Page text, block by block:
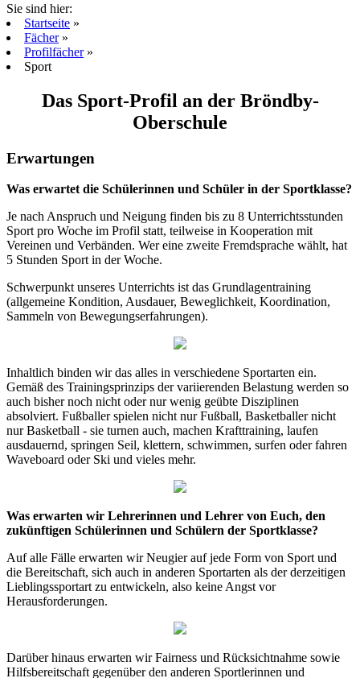
Sie sind hier:
Startseite »
Fächer »
Profilfächer »
Sport
Das Sport-Profil an der Bröndby-
Oberschule
Erwartungen
Was erwartet die Schülerinnen und Schüler in der Sportklasse?
Je nach Anspruch und Neigung finden bis zu 8 Unterrichtsstunden
Sport pro Woche im Profil statt, teilweise in Kooperation mit
Vereinen und Verbänden. Wer eine zweite Fremdsprache wählt, hat
5 Stunden Sport in der Woche.
Schwerpunkt unseres Unterrichts ist das Grundlagentraining
(allgemeine Kondition, Ausdauer, Beweglichkeit, Koordination,
Sammeln von Bewegungserfahrungen).
Inhaltlich binden wir das alles in verschiedene Sportarten ein.
Gemäß des Trainingsprinzips der variierenden Belastung werden so
auch bisher noch nicht oder nur wenig geübte Disziplinen
absolviert. Fußballer spielen nicht nur Fußball, Basketballer nicht
nur Basketball - sie turnen auch, machen Krafttraining, laufen
ausdauernd, springen Seil, klettern, schwimmen, surfen oder fahren
Waveboard oder Ski und vieles mehr.
Was erwarten wir Lehrerinnen und Lehrer von Euch, den
zukünftigen Schülerinnen und Schülern der Sportklasse?
Auf alle Fälle erwarten wir Neugier auf jede Form von Sport und
die Bereitschaft, sich auch in anderen Sportarten als der derzeitigen
Lieblingssportart zu entwickeln, also keine Angst vor
Herausforderungen.
Darüber hinaus erwarten wir Fairness und Rücksichtnahme sowie
Hilfsbereitschaft gegenüber den anderen Sportlerinnen und